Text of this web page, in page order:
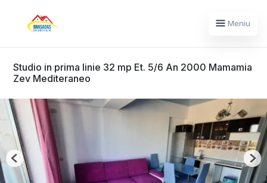
Meniu
Studio in prima linie 32 mp Et. 5/6 An 2000 Mamamia
Zev Mediteraneo
Previous